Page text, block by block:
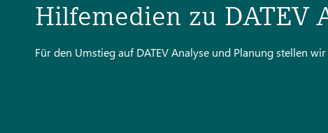
Hilfemedien zu DATEV
Für den Umstieg auf DATEV Analyse und Planung stellen